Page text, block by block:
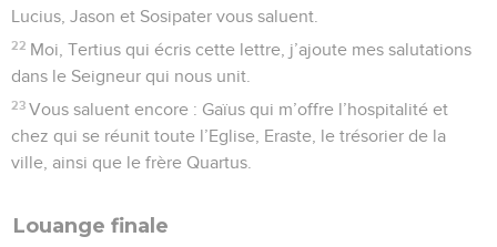
Lucius, Jason et Sosipater vous saluent.
22 Moi, Tertius qui écris cette lettre, j’ajoute mes salutations
dans le Seigneur qui nous unit.
23 Vous saluent encore : Gaïus qui m’offre l’hospitalité et
chez qui se réunit toute l’Eglise, Eraste, le trésorier de la
ville, ainsi que le frère Quartus.
Louange finale